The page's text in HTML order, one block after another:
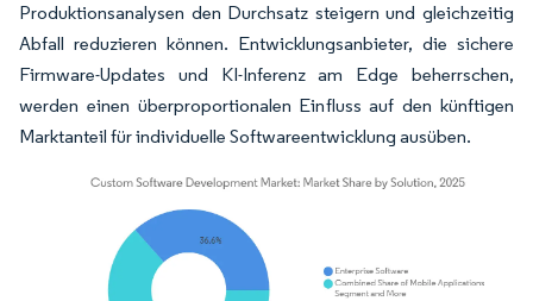
Produktionsanalysen den Durchsatz steigern und gleichzeitig
Abfall reduzieren können. Entwicklungsanbieter, die sichere
Firmware-Updates und KI-Inferenz am Edge beherrschen,
werden einen überproportionalen Einfluss auf den künftigen
Marktanteil für individuelle Softwareentwicklung ausüben.